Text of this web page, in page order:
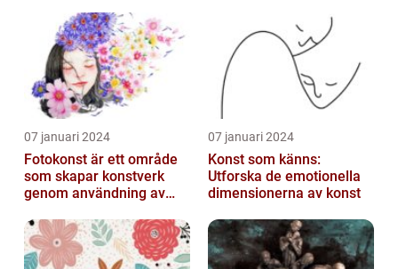
07 januari 2024
Fotokonst är ett område
som skapar konstverk
genom användning av
07 januari 2024
Konst som känns:
Utforska de emotionella
dimensionerna av konst